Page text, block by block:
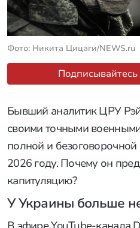
Фото: Никита Цицаги/NEWS.ru
Подписывайтесь
Бывший аналитик ЦРУ
своими точными
полной и
2026 году. Почему он
капитуляцию?
У Украины больше